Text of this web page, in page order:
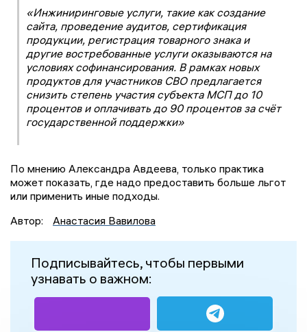
«Инжиниринговые услуги, такие как создание
сайта, проведение аудитов, сертификация
продукции, регистрация товарного знака и
другие востребованные услуги оказываются на
условиях софинансирования. В рамках новых
продуктов для участников СВО предлагается
снизить степень участия субъекта МСП до 10
процентов и оплачивать до 90 процентов за счёт
государственной поддержки»
По мнению Александра Авдеева, только практика
может показать, где надо предоставить больше льгот
или применить иные подходы.
Автор:
Анастасия Вавилова
Подписывайтесь, чтобы первыми
узнавать о важном: